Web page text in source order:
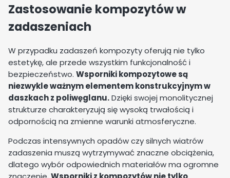
Zastosowanie kompozytów w
zadaszeniach
W przypadku zadaszeń kompozyty oferują nie tylko
estetykę, ale przede wszystkim funkcjonalność i
bezpieczeństwo. Wsporniki kompozytowe są
niezwykle ważnym elementem konstrukcyjnym w
daszkach z poliwęglanu.Dzięki swojej monolitycznej
strukturze charakteryzują się wysoką trwałością i
odpornością na zmienne warunki atmosferyczne.
Podczas intensywnych opadów czy silnych wiatrów
zadaszenia muszą wytrzymywać znaczne obciążenia,
dlatego wybór odpowiednich materiałów ma ogromne